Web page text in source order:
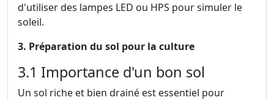
d'utiliser des lampes LED ou HPS pour simuler le
soleil.
3. Préparation du sol pour la culture
3.1 Importance d'un bon sol
Un sol riche et bien drainé est essentiel pour